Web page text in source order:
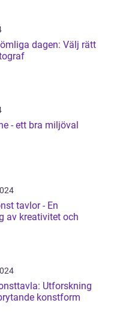
dagen: Välj rätt
- ett bra miljöval
tavlor - En
av kreativitet och
Utforskning
konstform